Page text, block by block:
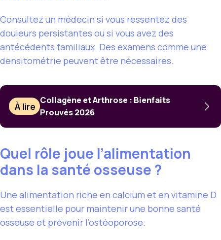
Consultez un médecin si vous ressentez des
douleurs persistantes ou si vous avez des
antécédents familiaux. Des examens comme une
densitométrie peuvent être nécessaires.
À lire
Collagène et Arthrose : Bienfaits
Prouvés 2026
Quel rôle joue l’alimentation
dans la santé osseuse ?
Une alimentation riche en calcium et en vitamine D
est essentielle pour maintenir une bonne santé
osseuse et prévenir l’ostéoporose.